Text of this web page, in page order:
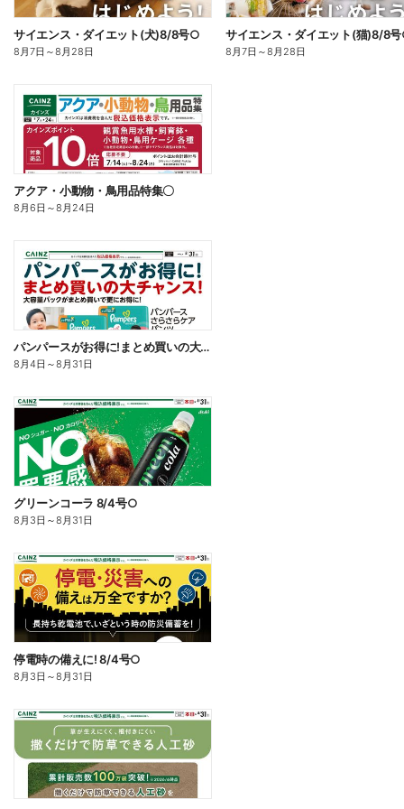
サイエンス・ダイエット(犬)8/8号○
8月7日 ～8月28日
サイエンス・ダイエット(猫)8/8
8月7日 ～8月28日
アクア・小動物・鳥用品特集〇
8月6日 ～8月24日
パンパースがお得に!まとめ買いの大チャンス!〇
8月4日 ～8月31日
グリーンコーラ 8/4号○
8月3日 ～8月31日
停電時の備えに! 8/4号○
8月3日 ～8月31日